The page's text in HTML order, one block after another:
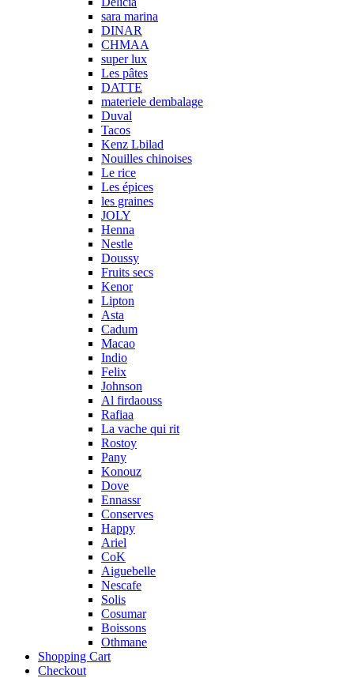
sara marina
DINAR
CHMAA
super lux
Les pâtes
DATTE
materiele dembalage
Duval
Tacos
Kenz Lbilad
Nouilles chinoises
Le rice
Les épices
les graines
JOLY
Henna
Nestle
Doussy
Fruits secs
Kenor
Lipton
Asta
Cadum
Macao
Indio
Felix
Johnson
Al firdaouss
Rafiaa
La vache qui rit
Rostoy
Pany
Konouz
Dove
Ennassr
Conserves
Happy
Ariel
CoK
Aiguebelle
Nescafe
Solis
Cosumar
Boissons
Othmane
Shopping Cart
Checkout